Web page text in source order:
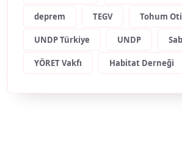
deprem TEGV Tohum
UNDP Türkiye UNDP
YÖRET Vakfı Habitat Derneği